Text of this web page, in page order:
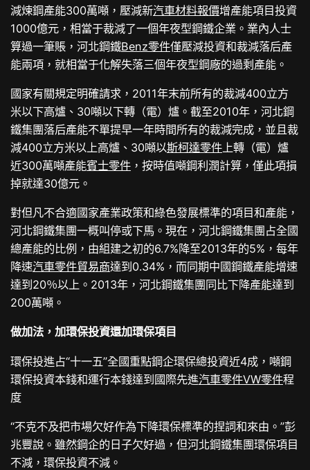
減煉鋼產能300萬噸，壓減新汽車材料報價增產能項目投資
1000億元，相當于裁減了一個年夜型鋼鐵企業。業內人士
算過一筆賬，河北鋼鐵Benz零件僅壓減投資和裁減落后產
能兩項，就相當于化解失落三個年夜型鋼廠的過剩產能。
國家有關規定明確請求，2011年末前所有的裁減400立方
米以下高爐、30噸以下轉（電）爐。截至2010年，河北鋼
鐵集團落后產能不單提早一年時間所有的裁減完成，並且裁
減400立方米以上高爐、30噸以斯柯達零件 上轉（電）爐
近300萬噸產能賓士零件 ，按時值噸鋼利潤計算，僅此項損
掉就達30億元。
對但凡不合適國家產業政策和綠色發展標準的項目和產能，
河北鋼鐵集團一概叫停或下馬。現在，河北鋼鐵集團占全國
總產能的比例，由組建之初的6.7%降至2013年的5%，每年
降速汽車零件貿易商達到0.34%，而同期中國鋼鐵產能增速
達到20％以上。2013年，河北鋼鐵集團同比下降產能達到
200萬噸。
做加法，加環保投資還加環保項目
環保投進占“十一五”全國重點鋼企環保總投資近4成，噸鋼
環保投資本錢和運行本錢達到國際先進汽車零件VW零件程
度
“不克不及把市場欠好作為下降環保標準的捏詞和來由。”彭
兆豐說。雖然鋼企的日子欠好過，但河北鋼鐵集團環保項目
不減，環保投資不減。